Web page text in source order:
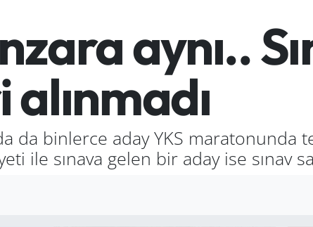
aynı..
da binlerce aday YKS maratonunda
ile sınava gelen bir aday ise sınav